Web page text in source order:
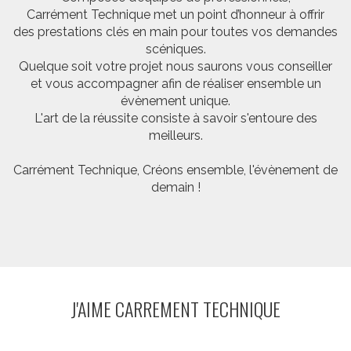
Carrément Technique met un point d’honneur à offrir
des prestations clés en main pour toutes vos demandes
scéniques.
Quelque soit votre projet nous saurons vous conseiller
et vous accompagner afin de réaliser ensemble un
évènement unique.
L'art de la réussite consiste à savoir s'entoure des
meilleurs.
Carrément Technique, Créons ensemble, l'évènement de
demain !
J'AIME CARREMENT TECHNIQUE